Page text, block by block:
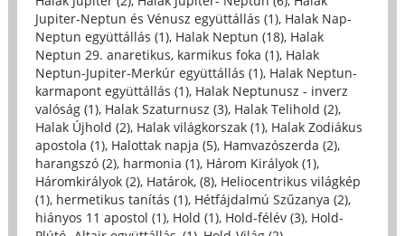
Jupiter-Neptun és Vénusz együttállás (1), Halak Nap-
Neptun együttállás (1), Halak Neptun (18), Halak
Neptun 29. anaretikus, karmikus foka (1), Halak
Neptun-Jupiter-Merkúr együttállás (1), Halak Neptun-
karmapont együttállás (1), Halak Neptunusz - inverz
valóság (1), Halak Szaturnusz (3), Halak Telihold (2),
Halak Újhold (2), Halak világkorszak (1), Halak Zodiákus
apostola (1), Halottak napja (5), Hamvazószerda (2),
harangszó (2), harmonia (1), Három Királyok (1),
Háromkirályok (2), Határok, (8), Heliocentrikus világkép
(1), hermetikus tanítás (1), Hétfájdalmú Szűzanya (2),
hiányos 11 apostol (1), Hold (1), Hold-félév (3), Hold-